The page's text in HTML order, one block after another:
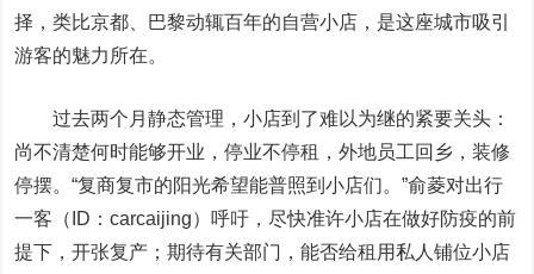
择，类比京都、巴黎动辄百年的自营小店，是这座城市吸引
游客的魅力所在。
过去两个月静态管理，小店到了难以为继的紧要关头：
尚不清楚何时能够开业，停业不停租，外地员工回乡，装修
停摆。“复商复市的阳光希望能普照到小店们。”俞菱对出行
一客（ID：carcaijing） 呼吁，尽快准许小店在做好防疫的前
提下，开张复产；期待有关部门，能否给租用私人铺位小店